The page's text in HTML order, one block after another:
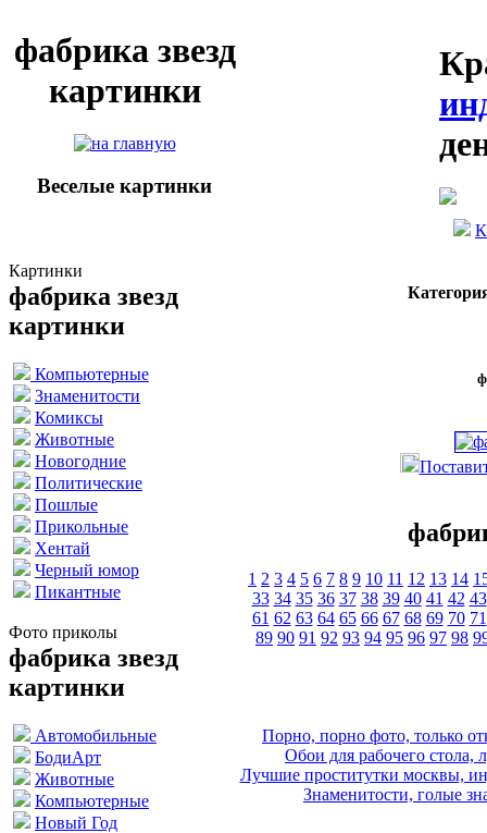
фабрика звезд
картинки
Веселые картинки
Картинки
фабрика звезд
картинки
Компьютерные
Знаменитости
Комиксы
Животные
Новогодние
Политические
Пошлые
Прикольные
Хентай
Черный юмор
Пикантные
Фото приколы
фабрика звезд
картинки
Автомобильные
БодиАрт
Животные
Компьютерные
Новый Год
1 2 3 4 5 6 7 8 9 10 11 12 13 14
33 34 35 36 37 38 39 40 41 42 43
61 62 63 64 65 66 67 68 69 70 71
89 90 91 92 93 94 95 96 97 98
Порно, порно фото, только
Обои для рабочего стола,
Лучшие проститутки москвы,
Знаменитости, голые